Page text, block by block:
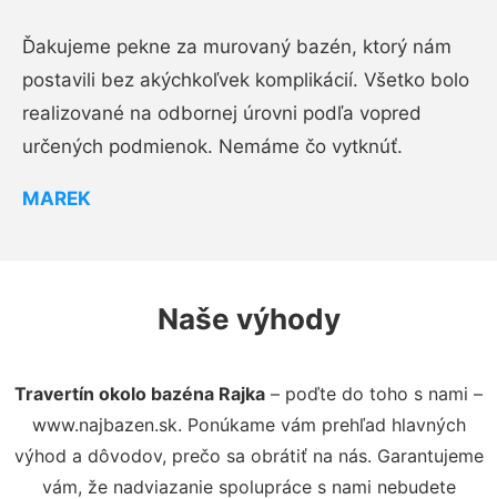
Ďakujeme pekne za murovaný bazén, ktorý nám
postavili bez akýchkoľvek komplikácií. Všetko bolo
realizované na odbornej úrovni podľa vopred
určených podmienok. Nemáme čo vytknúť.
MAREK
Naše výhody
Travertín okolo bazéna Rajka – poďte do toho s nami –
www.najbazen.sk. Ponúkame vám prehľad hlavných
výhod a dôvodov, prečo sa obrátiť na nás. Garantujeme
vám, že nadviazanie spolupráce s nami nebudete